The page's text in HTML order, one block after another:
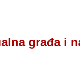
građa i